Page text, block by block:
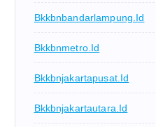
Bkkbnbandarlampung.id
Bkkbnmetro.id
Bkkbnjakartapusat.id
Bkkbnjakartautara.id